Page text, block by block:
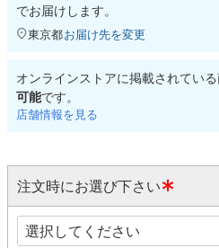
でお届けします。
東京都お届け先を変更
オンラインストアに掲載されてい
可能です。
店舗情報を見る
注文時にお選び下さい
(